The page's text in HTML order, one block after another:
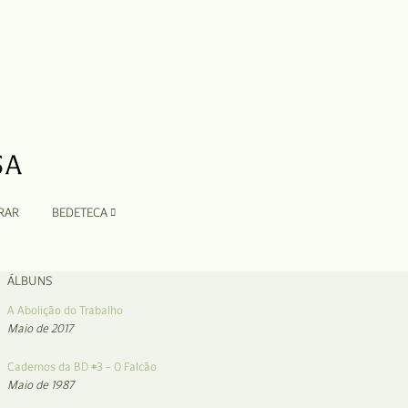
BEDETECA
ÁLBUNS
A Abolição do Trabalho
Maio de 2017
Cadernos da BD #3 – O Falcão
Maio de 1987